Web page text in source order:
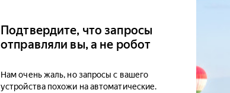
Подтвердите, что запросы
отправляли вы, а не робот
Нам очень жаль, но запросы с вашего
устройства похожи на автоматические.